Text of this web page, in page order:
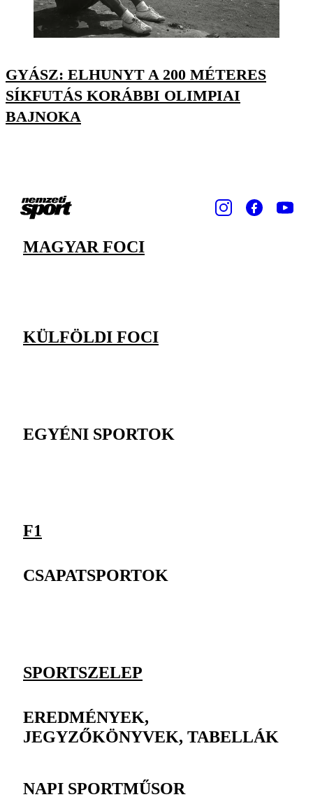
GYÁSZ: ELHUNYT A 200 MÉTERES
SÍKFUTÁS KORÁBBI OLIMPIAI
BAJNOKA
MAGYAR FOCI
KÜLFÖLDI FOCI
EGYÉNI SPORTOK
F1
CSAPATSPORTOK
SPORTSZELEP
EREDMÉNYEK,
JEGYZŐKÖNYVEK, TABELLÁK
NAPI SPORTMŰSOR